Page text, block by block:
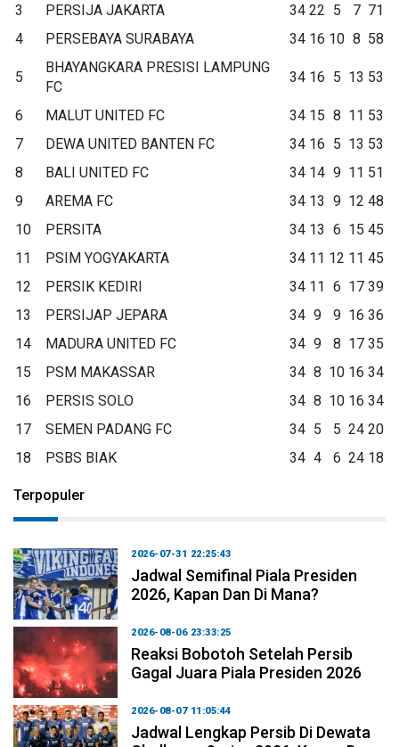
3
PERSIJA JAKARTA 34 22 5 7 71
4
PERSEBAYA SURABAYA 34 16 10 8 58
5
BHAYANGKARA PRESISI LAMPUNG
FC
34 16 5 13 53
6 MALUT UNITED FC 34 15 8 11 53
7
DEWA UNITED BANTEN FC 34 16 5 13 53
8
BALI UNITED FC 34 14 9 11 51
9
AREMA FC 34 13 9 12 48
10
PERSITA 34 13 6 15 45
11
PSIM YOGYAKARTA 34 11 12 11 45
12
PERSIK KEDIRI 34 11 6 17 39
13
PERSIJAP JEPARA 34 9 9 16 36
14
MADURA UNITED FC 34 9 8 17 35
15
PSM MAKASSAR 34 8 10 16 34
16
PERSIS SOLO 34 8 10 16 34
17
SEMEN PADANG FC 34 5 5 24 20
18
PSBS BIAK 34 4 6 24 18
Terpopuler
2026-07-31 22:25:43
Jadwal Semifinal Piala Presiden
2026, Kapan Dan Di Mana?
2026-08-06 23:33:25
Reaksi Bobotoh Setelah Persib
Gagal Juara Piala Presiden 2026
2026-08-07 11:05:44
Jadwal Lengkap Persib Di Dewata